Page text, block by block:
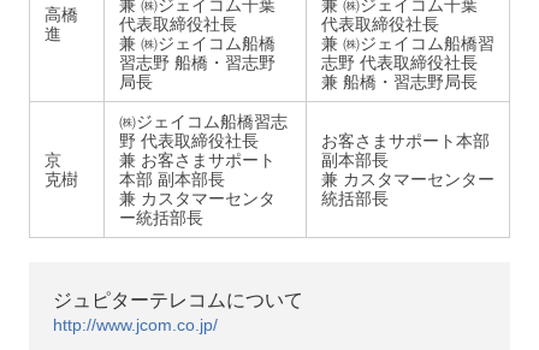
高橋
進
兼 ㈱ジェイコム千葉
代表取締役社長
兼 ㈱ジェイコム船橋
習志野 船橋・習志野
局長
兼 ㈱ジェイコム千葉
代表取締役社長
兼 ㈱ジェイコム船橋習
志野 代表取締役社長
兼 船橋・習志野局長
京
克樹
㈱ジェイコム船橋習志
野 代表取締役社長
兼 お客さまサポート
本部 副本部長
兼 カスタマーセンタ
ー統括部長
お客さまサポート本部
副本部長
兼 カスタマーセンター
統括部長
ジュピターテレコムについて
http://www.jcom.co.jp/